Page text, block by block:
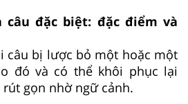
câu đặc biệt: đặc điểm và
câu bị lược bỏ một hoặc một
đó và có thể khôi phục lại
gọn nhờ ngữ cảnh.